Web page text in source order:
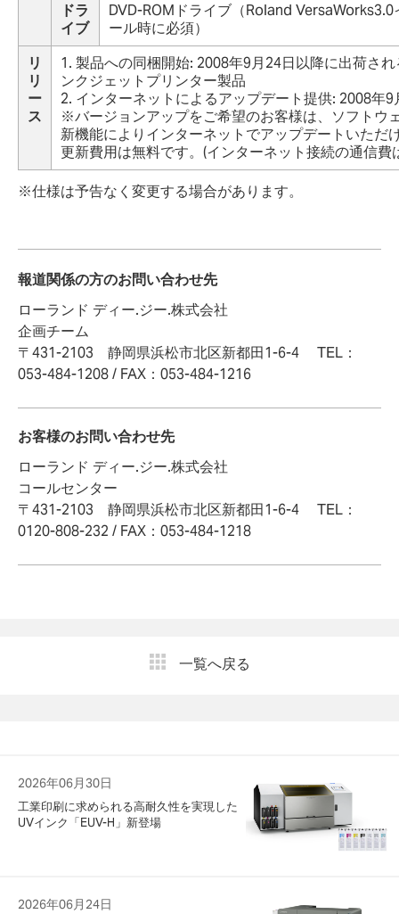
ドラ
イブ
DVD-ROMドライブ（Roland VersaWorks3.0
ール時に必須）
リ
リ
ー
ス
1. 製品への同梱開始: 2008年9月24日以降に出荷さ
ンクジェットプリンター製品
2. インターネットによるアップデート提供: 2008年9
※バージョンアップをご希望のお客様は、ソフトウ
新機能によりインターネットでアップデートいただ
更新費用は無料です。(インターネット接続の通信費
※仕様は予告なく変更する場合があります。
報道関係の方のお問い合わせ先
ローランド ディー.ジー.株式会社
企画チーム
〒431-2103 静岡県浜松市北区新都田1-6-4 TEL：
053-484-1208 / FAX：053-484-1216
お客様のお問い合わせ先
ローランド ディー.ジー.株式会社
コールセンター
〒431-2103 静岡県浜松市北区新都田1-6-4 TEL：
0120-808-232 / FAX：053-484-1218
一覧へ戻る
2026年06月30日
工業印刷に求められる高耐久性を実現した
UVインク「EUV-H」新登場
2026年06月24日